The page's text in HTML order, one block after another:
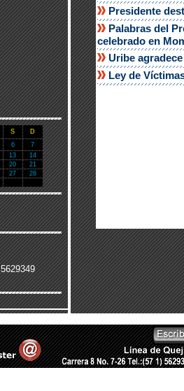
S
D
6
7
13
14
20
21
27
28
5629349
Presidente
Palabras del
celebrado en
Uribe
Ley de